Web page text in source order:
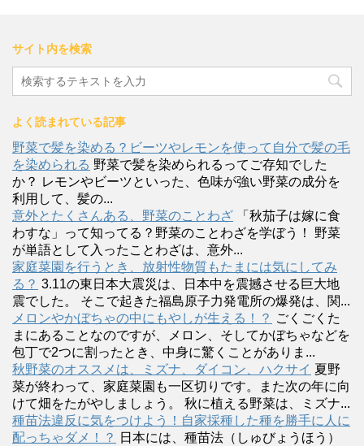
サイト内を検索
よく読まれている記事
野菜で髪を染める？ビーツやレモンを使って自分で髪の毛
を染められる 野菜で髪を染められるってご存知でした
か？ レモンやビーツといった、色味が強い野菜の成分を
利用して、髪の...
意外とたくさんある、野菜のことわざ
「秋茄子は嫁に食
わすな」って知ってる？野菜のことわざを学ぼう！ 野菜
が単語として入ったことわざは、意外...
家庭菜園を行うとき、放射性物質もたまには気にしてみ
る？ 3.11の東日本大震災は、日本中を震撼させる巨大地
震でした。 そこで起きた福島原子力発電所の爆発は、関...
メロンやかぼちゃの中にもやしが生える！？ ごくごくた
まにあることなのですが、メロン、そしてかぼちゃなどを
包丁で2つに割ったとき、中身に驚くことがありま...
秋野菜のオススメは、ミズナ、ダイコン、ハクサイ 夏野
菜が終わって、家庭菜園も一区切りです。また次の年に向
けて畑をたがやしましょう。 秋に植える野菜は、ミズナ...
種苗法違反に気をつけよう！自家採種した種を勝手に人に
配っちゃダメ！？
日本には、種苗法（しゅびょうほう）